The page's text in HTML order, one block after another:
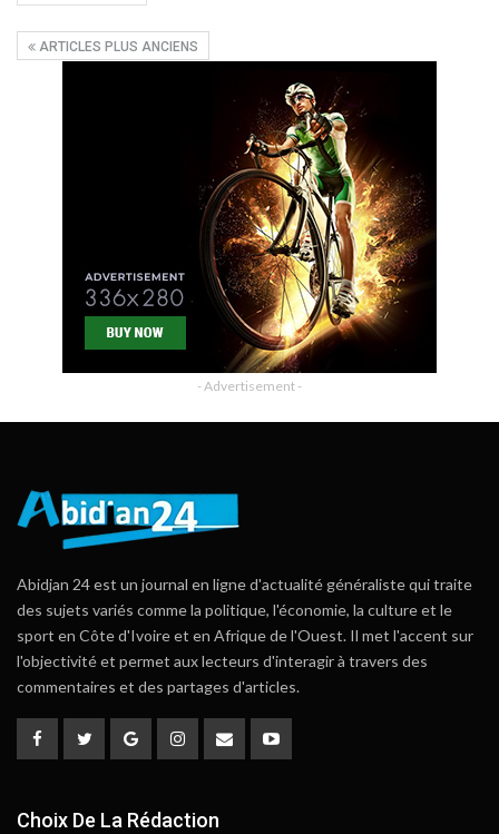
ARTICLES PLUS ANCIENS
- Advertisement -
Abidjan 24 est un journal en ligne d'actualité généraliste qui traite
des sujets variés comme la politique, l'économie, la culture et le
sport en Côte d'Ivoire et en Afrique de l'Ouest. Il met l'accent sur
l'objectivité et permet aux lecteurs d'interagir à travers des
commentaires et des partages d'articles.
Choix De La Rédaction